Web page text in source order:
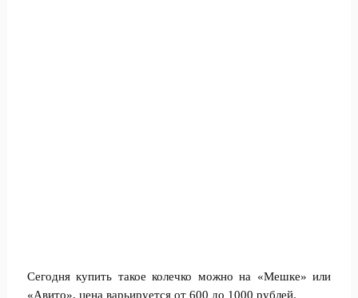
Сегодня купить такое колечко можно на «Мешке» или
«Авито», цена варьируется от 600 до 1000 рублей.